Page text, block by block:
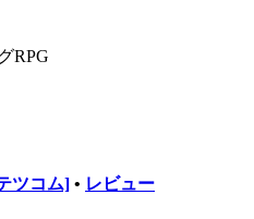
RPG
ツコム] • レビュー